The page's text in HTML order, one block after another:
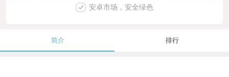
安卓市场，安全绿色
简介 排行